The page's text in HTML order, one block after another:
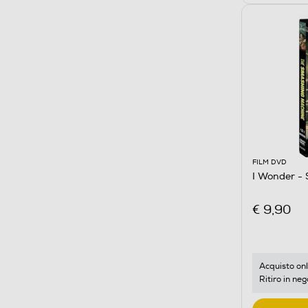
FILM DVD
I Wonder -
€ 9,90
Acquisto
Ritiro in